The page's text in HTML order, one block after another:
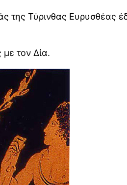
της Τύρινθας Ευρυσθέας
τον Δία.